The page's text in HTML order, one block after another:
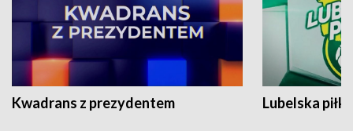
Kwadrans z prezydentem Lubelska piłka